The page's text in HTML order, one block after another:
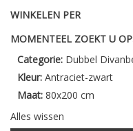
WINKELEN PER
MOMENTEEL ZOEKT U
Categorie: Dubbel
Kleur: Antraciet-zwart
Maat: 80x200 cm
Alles wissen